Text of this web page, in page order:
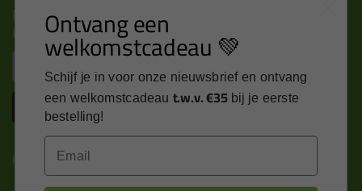
Nieuws, tips en exclusieve deals rechtstreeks in je
inbox
Inschrijven
Kitcentrum is trots op:
Ontvang een
welkomstcadeau 💚
Schijf je in voor onze nieuwsbrief en ontvang
een welkomstcadeau t.w.v. €35 bij je eerste
bestelling!
Email